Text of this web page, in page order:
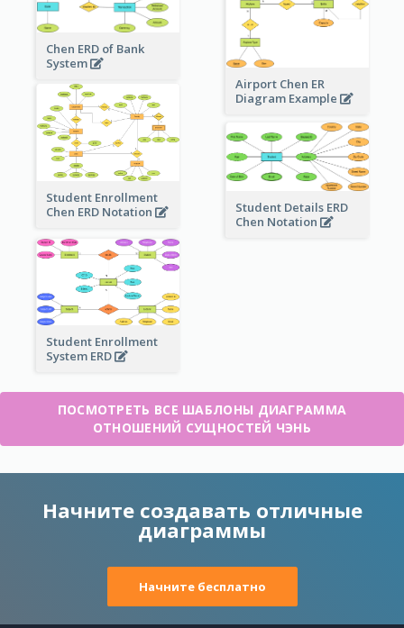
Chen ERD of Bank
System
Airport Chen ER
Diagram Example
Student Enrollment
Chen ERD Notation
Student Details ERD
Chen Notation
Student Enrollment
System ERD
ПОСМОТРЕТЬ ВСЕ ШАБЛОНЫ ДИАГРАММА
ОТНОШЕНИЙ СУЩНОСТЕЙ ЧЭНЬ
Начните создавать отличные
диаграммы
Начните бесплатно